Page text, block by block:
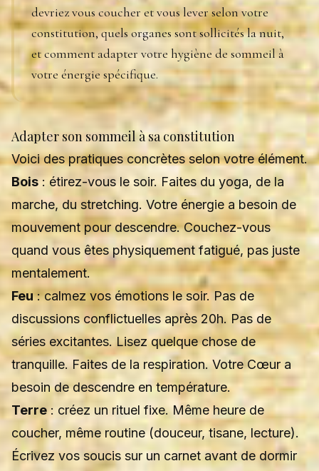
devriez vous coucher et vous lever selon votre
constitution, quels organes sont sollicités la nuit,
et comment adapter votre hygiène de sommeil à
votre énergie spécifique.
Adapter son sommeil à sa constitution
Voici des pratiques concrètes selon votre élément.
Bois : étirez-vous le soir. Faites du yoga, de la
marche, du stretching. Votre énergie a besoin de
mouvement pour descendre. Couchez-vous
quand vous êtes physiquement fatigué, pas juste
mentalement.
Feu: calmez vos émotions le soir. Pas de
discussions conflictuelles après 20h. Pas de
séries excitantes. Lisez quelque chose de
tranquille. Faites de la respiration. Votre Cœur a
besoin de descendre en température.
Terre: créez un rituel fixe. Même heure de
coucher, même routine (douceur, tisane, lecture).
Écrivez vos soucis sur un carnet avant de dormir